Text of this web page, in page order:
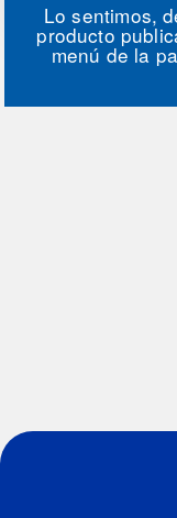
Lo sentimos,
producto
menú de la